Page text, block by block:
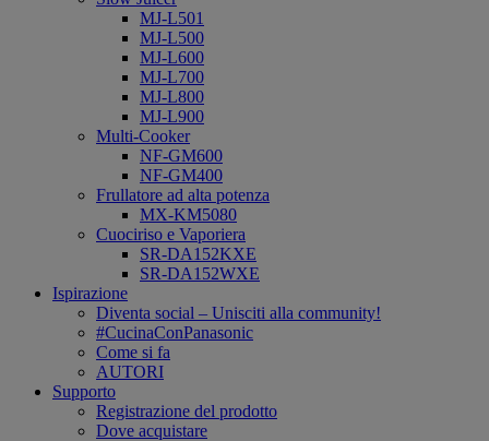
MJ-L501
MJ-L500
MJ-L600
MJ-L700
MJ-L800
MJ-L900
Multi-Cooker
NF-GM600
NF-GM400
Frullatore ad alta potenza
MX-KM5080
Cuociriso e Vaporiera
SR-DA152KXE
SR-DA152WXE
Ispirazione
Diventa social – Unisciti alla community!
#CucinaConPanasonic
Come si fa
AUTORI
Supporto
Registrazione del prodotto
Dove acquistare